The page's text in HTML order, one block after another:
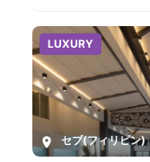
LUXURY
セブ(フィリピン)